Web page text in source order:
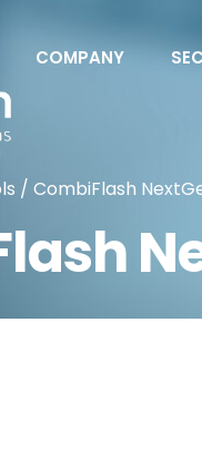
COMPANY
/ CombiFlash